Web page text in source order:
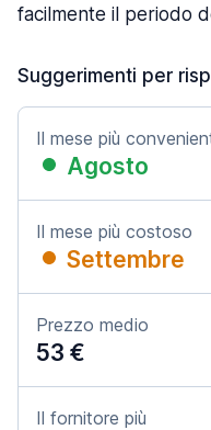
facilmente il periodo
Suggerimenti per
Il mese più
Agosto
Il mese più costoso
Settembre
Prezzo medio
53 €
Il fornitore più